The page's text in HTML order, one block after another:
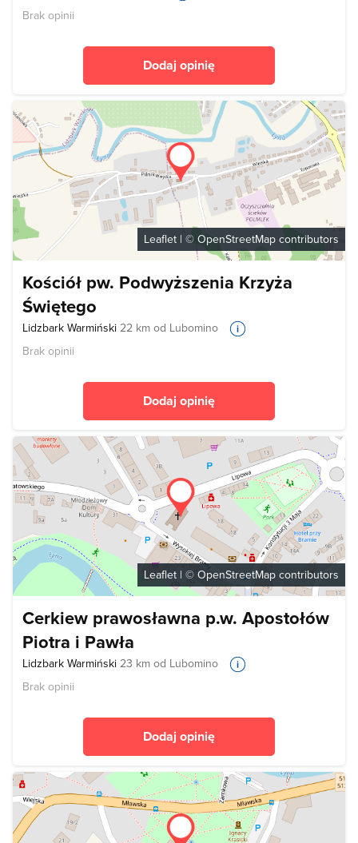
Brak opinii
Dodaj opinię
Leaflet | © OpenStreetMap contributors
Kościół pw. Podwyższenia Krzyża
Świętego
Lidzbark Warmiński 22 km od Lubomino
Brak opinii
Dodaj opinię
Leaflet | © OpenStreetMap contributors
Cerkiew prawosławna p.w. Apostołów
Piotra i Pawła
Lidzbark Warmiński 23 km od Lubomino
Brak opinii
Dodaj opinię